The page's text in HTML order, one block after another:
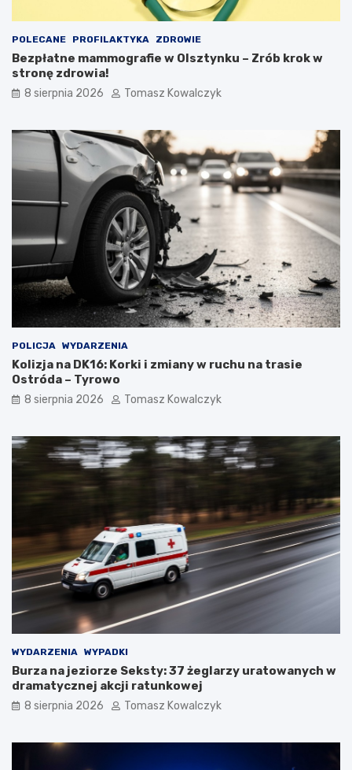
POLECANE PROFILAKTYKA ZDROWIE
Bezpłatne mammografie w Olsztynku – Zrób krok w
stronę zdrowia!
8 sierpnia 2026 Tomasz Kowalczyk
POLICJA WYDARZENIA
Kolizja na DK16: Korki i zmiany w ruchu na trasie
Ostróda – Tyrowo
8 sierpnia 2026 Tomasz Kowalczyk
WYDARZENIA WYPADKI
Burza na jeziorze Seksty: 37 żeglarzy uratowanych w
dramatycznej akcji ratunkowej
8 sierpnia 2026 Tomasz Kowalczyk